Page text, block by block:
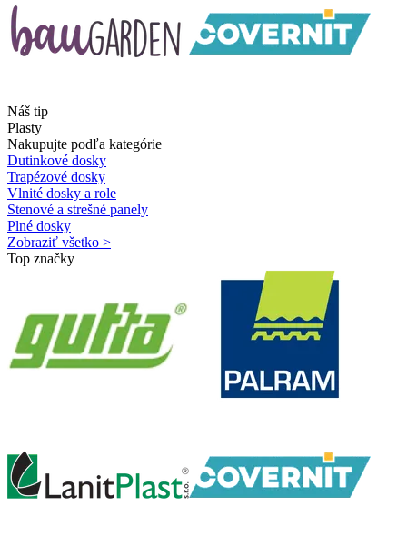
Náš tip
Plasty
Nakupujte podľa kategórie
Dutinkové dosky
Trapézové dosky
Vlnité dosky a role
Stenové a strešné panely
Plné dosky
Zobraziť všetko >
Top značky